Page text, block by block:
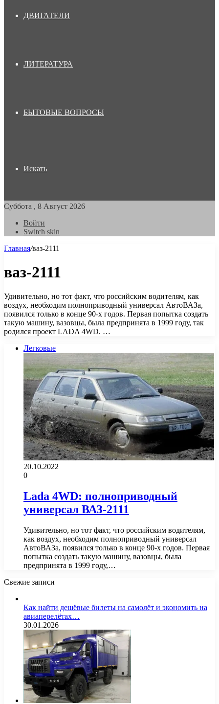
ДВИГАТЕЛИ
ЛИТЕРАТУРА
БЫТОВЫЕ ВОПРОСЫ
Искать
Суббота , 8 Август 2026
Войти
Switch skin
Главная/ваз-2111
ваз-2111
Удивительно, но тот факт, что российским водителям, как
воздух, необходим полноприводный универсал АвтоВАЗа,
появился только в конце 90-х годов. Первая попытка создать
такую машину, вазовцы, была предпринята в 1999 году, так
родился проект LADA 4WD. …
Легковые
20.10.2022
0
Lada 4WD: полноприводный
универсал ВАЗ-2111
Удивительно, но тот факт, что российским водителям,
как воздух, необходим полноприводный универсал
АвтоВАЗа, появился только в конце 90-х годов. Первая
попытка создать такую машину, вазовцы, была
предпринята в 1999 году,…
Свежие записи
Как найти дешёвые билеты на самолёт и экономить на
авиаперелётах…
30.01.2026